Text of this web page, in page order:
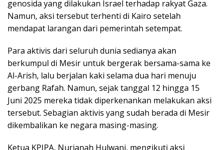
genosida yang dilakukan Israel terhadap rakyat Gaza.
Namun, aksi tersebut terhenti di Kairo setelah
mendapat larangan dari pemerintah setempat.
Para aktivis dari seluruh dunia sedianya akan
berkumpul di Mesir untuk bergerak bersama-sama ke
Al-Arish, lalu berjalan kaki selama dua hari menuju
gerbang Rafah. Namun, sejak tanggal 12 hingga 15
Juni 2025 mereka tidak diperkenankan melakukan aksi
tersebut. Sebagian aktivis yang sudah berada di Mesir
dikembalikan ke negara masing-masing.
Ketua KPIPA, Nurjanah Hulwani, mengikuti aksi